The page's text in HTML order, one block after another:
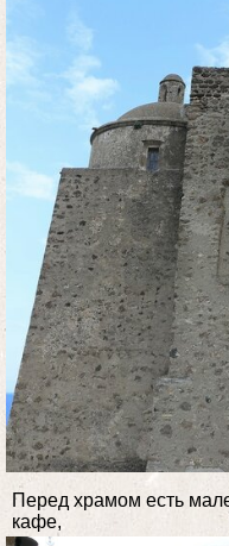
Перед храмом есть
кафе,